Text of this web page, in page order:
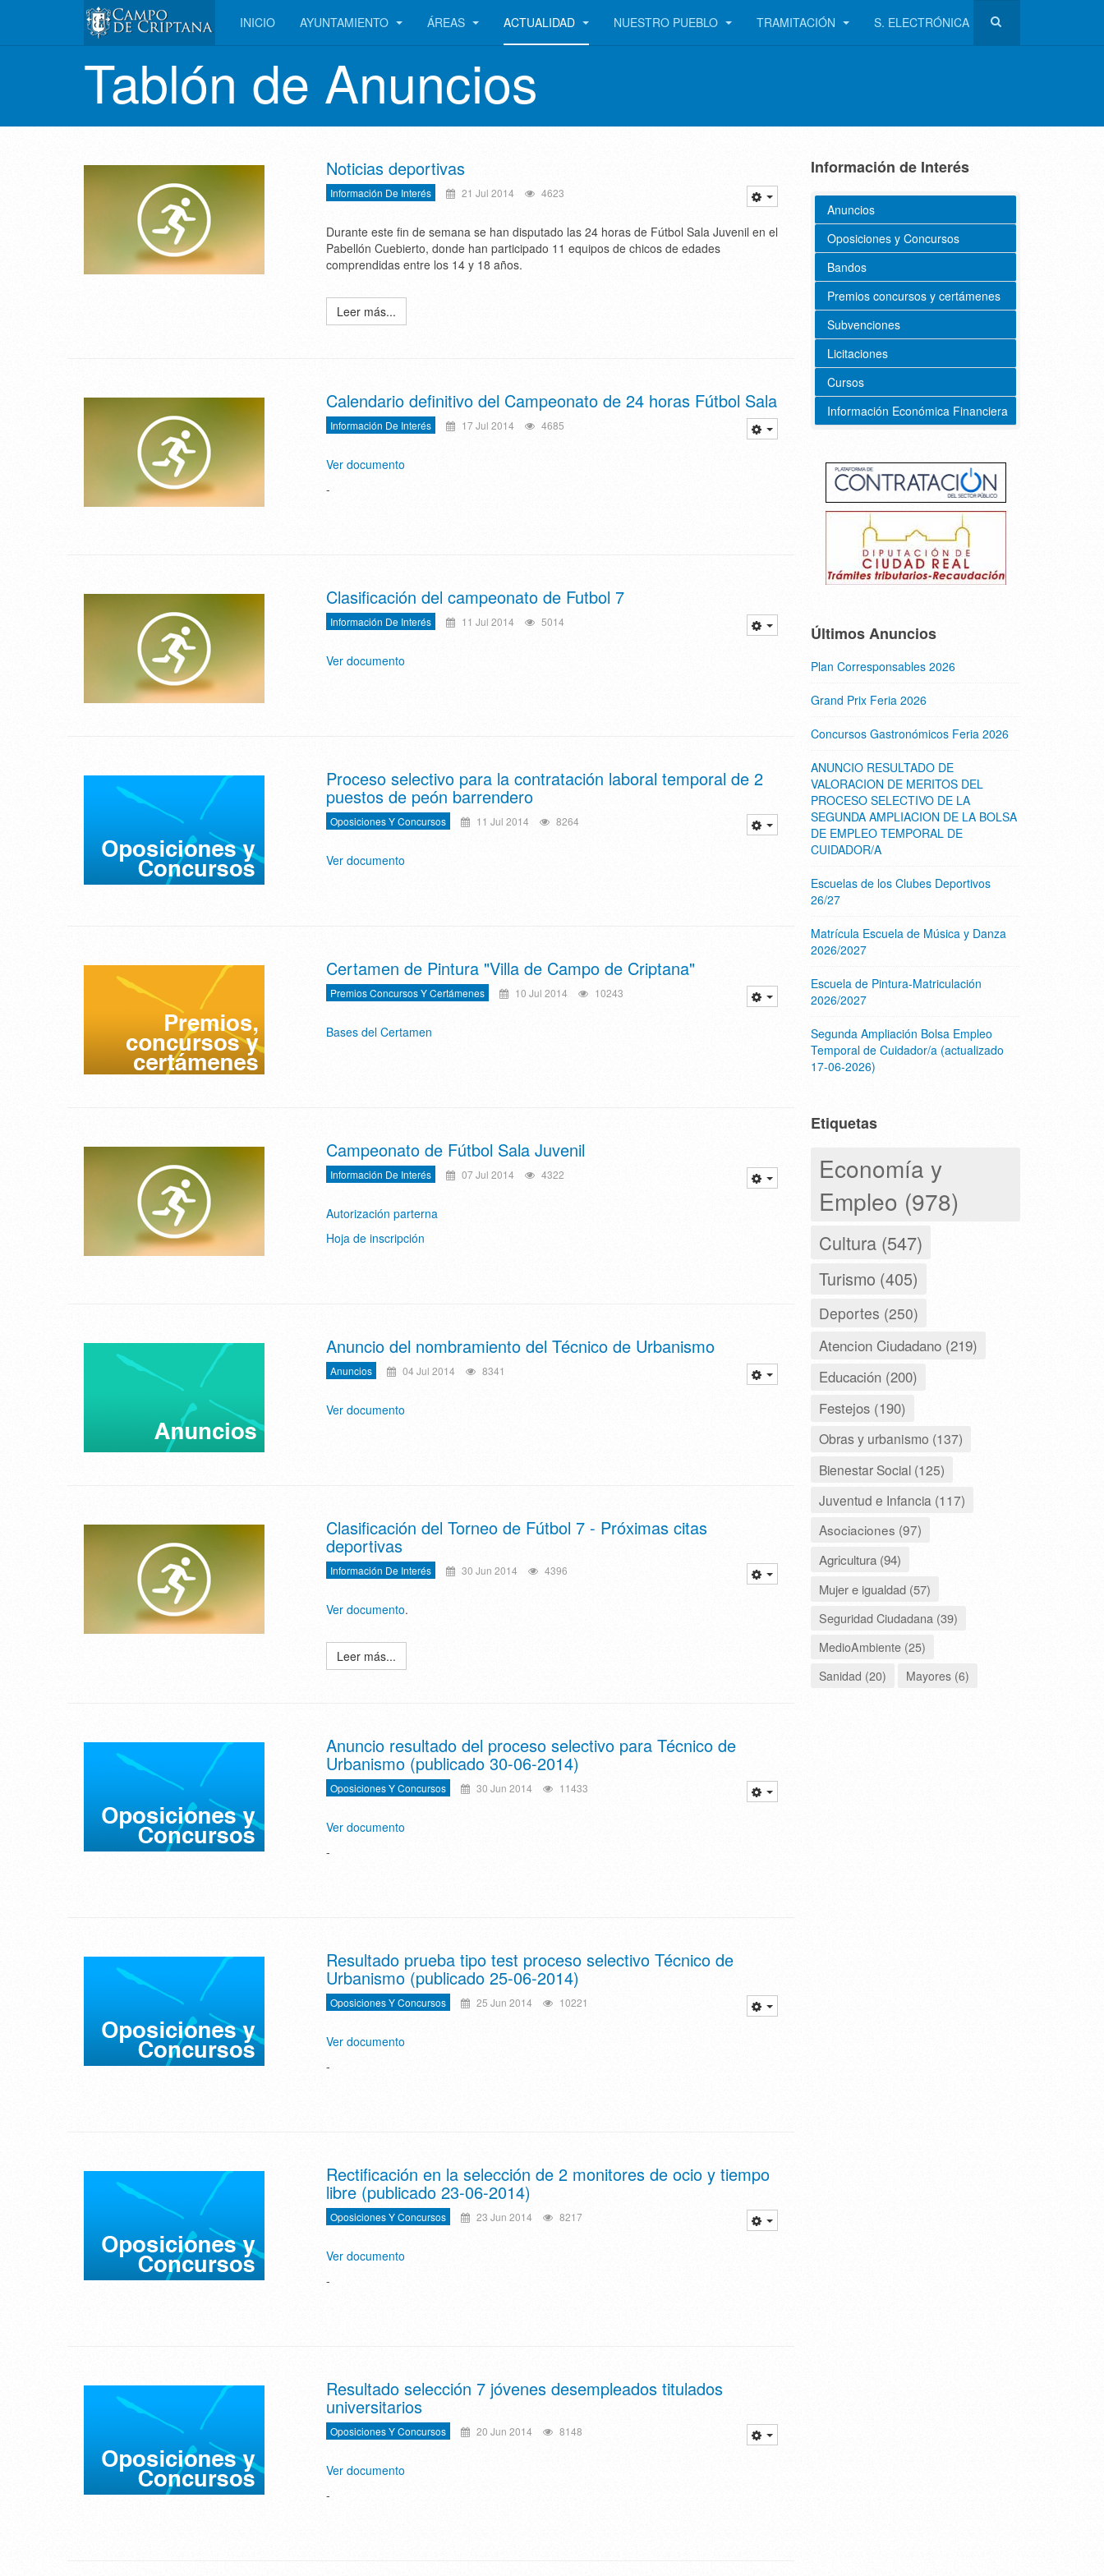
INICIO AYUNTAMIENTO ÁREAS ACTUALIDAD NUESTRO PUEBLO TRAMITACIÓN S. ELECTRÓNICA
Tablón de Anuncios
Noticias deportivas
Información De Interés 21 Jul 2014 4623
Durante este fin de semana se han disputado las 24 horas de Fútbol Sala Juvenil en el
Pabellón Cuebierto, donde han participado 11 equipos de chicos de edades
comprendidas entre los 14 y 18 años.
Leer más...
Calendario definitivo del Campeonato de 24 horas Fútbol Sala
Información De Interés 17 Jul 2014 4685
Ver documento
-
Clasificación del campeonato de Futbol 7
Información De Interés 11 Jul 2014 5014
Ver documento
Proceso selectivo para la contratación laboral temporal de 2
puestos de peón barrendero
Oposiciones Y Concursos 11 Jul 2014 8264
Ver documento
Certamen de Pintura "Villa de Campo de Criptana"
Premios Concursos Y Certámenes 10 Jul 2014 10243
Bases del Certamen
Campeonato de Fútbol Sala Juvenil
Información De Interés 07 Jul 2014 4322
Autorización parterna
Hoja de inscripción
Anuncio del nombramiento del Técnico de Urbanismo
Anuncios 04 Jul 2014 8341
Ver documento
Clasificación del Torneo de Fútbol 7 - Próximas citas
deportivas
Información De Interés 30 Jun 2014 4396
Ver documento.
Leer más...
Anuncio resultado del proceso selectivo para Técnico de
Urbanismo (publicado 30-06-2014)
Oposiciones Y Concursos 30 Jun 2014 11433
Ver documento
-
Resultado prueba tipo test proceso selectivo Técnico de
Urbanismo (publicado 25-06-2014)
Oposiciones Y Concursos 25 Jun 2014 10221
Ver documento
-
Rectificación en la selección de 2 monitores de ocio y tiempo
libre (publicado 23-06-2014)
Oposiciones Y Concursos 23 Jun 2014 8217
Ver documento
-
Resultado selección 7 jóvenes desempleados titulados
universitarios
Oposiciones Y Concursos 20 Jun 2014 8148
Ver documento
-
Información de Interés
Anuncios
Oposiciones y Concursos
Bandos
Premios concursos y certámenes
Subvenciones
Licitaciones
Cursos
Información Económica Financiera
Últimos Anuncios
Plan Corresponsables 2026
Grand Prix Feria 2026
Concursos Gastronómicos Feria 2026
ANUNCIO RESULTADO DE
VALORACION DE MERITOS DEL
PROCESO SELECTIVO DE LA
SEGUNDA AMPLIACION DE LA BOLSA
DE EMPLEO TEMPORAL DE
CUIDADOR/A
Escuelas de los Clubes Deportivos
26/27
Matrícula Escuela de Música y Danza
2026/2027
Escuela de Pintura-Matriculación
2026/2027
Segunda Ampliación Bolsa Empleo
Temporal de Cuidador/a (actualizado
17-06-2026)
Etiquetas
Economía y
Empleo (978)
Cultura (547)
Turismo (405)
Deportes (250)
Atencion Ciudadano (219)
Educación (200)
Festejos (190)
Obras y urbanismo (137)
Bienestar Social (125)
Juventud e Infancia (117)
Asociaciones (97)
Agricultura (94)
Mujer e igualdad (57)
Seguridad Ciudadana (39)
MedioAmbiente (25)
Sanidad (20)
Mayores (6)